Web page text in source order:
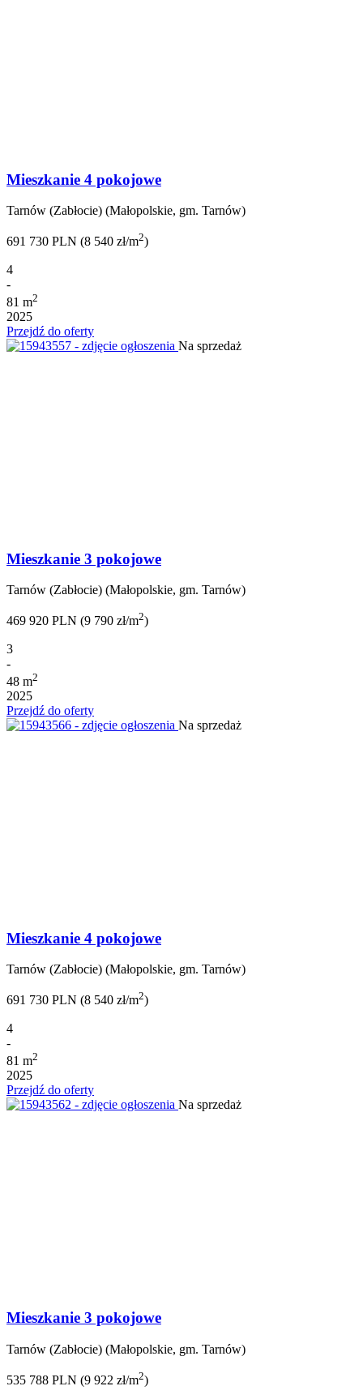
Mieszkanie 4 pokojowe
Tarnów (Zabłocie) (Małopolskie, gm. Tarnów)
691 730 PLN (8 540 zł/m2)
4
-
81 m2
2025
Przejdź do oferty
Na sprzedaż
Mieszkanie 3 pokojowe
Tarnów (Zabłocie) (Małopolskie, gm. Tarnów)
469 920 PLN (9 790 zł/m2)
3
-
48 m2
2025
Przejdź do oferty
Na sprzedaż
Mieszkanie 4 pokojowe
Tarnów (Zabłocie) (Małopolskie, gm. Tarnów)
691 730 PLN (8 540 zł/m2)
4
-
81 m2
2025
Przejdź do oferty
Na sprzedaż
Mieszkanie 3 pokojowe
Tarnów (Zabłocie) (Małopolskie, gm. Tarnów)
535 788 PLN (9 922 zł/m2)